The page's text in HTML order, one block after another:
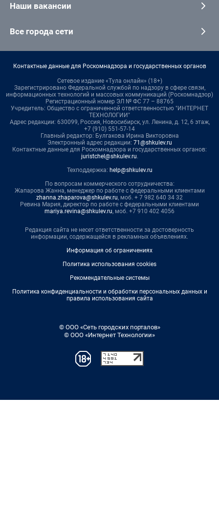
Наши вакансии
Все города сети
Контактные данные для Роскомнадзора и государственных органов
Сетевое издание «Тула онлайн» (18+)
Зарегистрировано Федеральной службой по надзору в сфере связи,
информационных технологий и массовых коммуникаций (Роскомнадзор)
Регистрационный номер ЭЛ № ФС 77 – 88765
Учредитель: Общество с ограниченной ответственностью "ИНТЕРНЕТ
ТЕХНОЛОГИИ"
Адрес редакции: 630099, Россия, Новосибирск, ул. Ленина, д. 12, 6 этаж,
+7 (910) 551-57-14
Главный редактор: Булгакова Ирина Викторовна
Электронный адрес редакции: 71@shkulev.ru
Контактные данные для Роскомнадзора и государственных органов:
juristchel@shkulev.ru.
Техподдержка: help@shkulev.ru
По вопросам коммерческого сотрудничества:
Жапарова Жанна, менеджер по работе с федеральными клиентами
zhanna.zhaparova@shkulev.ru, моб. + 7 982 640 34 32
Ревина Мария, директор по работе с федеральными клиентами
mariya.revina@shkulev.ru, моб. +7 910 402 4056
Редакция сайта не несет ответственности за достоверность
информации, содержащейся в рекламных объявлениях.
Информация об ограничениях
Политика использования cookies
Рекомендательные системы
Политика конфиденциальности и обработки персональных данных и
правила использования сайта
© ООО «Сеть городских порталов»
© ООО «Интернет Технологии»